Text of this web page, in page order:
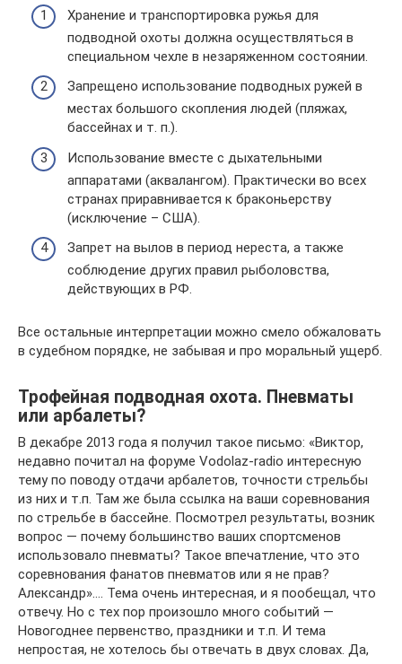
Хранение и транспортировка ружья для
подводной охоты должна осуществляться в
специальном чехле в незаряженном состоянии.
Запрещено использование подводных ружей в
местах большого скопления людей (пляжах,
бассейнах и т. п.).
Использование вместе с дыхательными
аппаратами (аквалангом). Практически во всех
странах приравнивается к браконьерству
(исключение – США).
Запрет на вылов в период нереста, а также
соблюдение других правил рыболовства,
действующих в РФ.
Все остальные интерпретации можно смело обжаловать
в судебном порядке, не забывая и про моральный ущерб.
Трофейная подводная охота. Пневматы
или арбалеты?
В декабре 2013 года я получил такое письмо: «Виктор,
недавно почитал на форуме Vodolaz-radio интересную
тему по поводу отдачи арбалетов, точности стрельбы
из них и т.п. Там же была ссылка на ваши соревнования
по стрельбе в бассейне. Посмотрел результаты, возник
вопрос — почему большинство ваших спортсменов
использовало пневматы? Такое впечатление, что это
соревнования фанатов пневматов или я не прав?
Александр»…. Тема очень интересная, и я пообещал, что
отвечу. Но с тех пор произошло много событий —
Новогоднее первенство, праздники и т.п. И тема
непростая, не хотелось бы отвечать в двух словах. Да,